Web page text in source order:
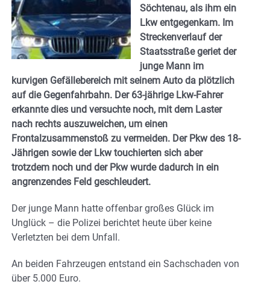
Söchtenau, als ihm ein
Lkw entgegenkam. Im
Streckenverlauf der
Staatsstraße geriet der
junge Mann im
kurvigen Gefällebereich mit seinem Auto da plötzlich
auf die Gegenfahrbahn. Der 63-jährige Lkw-Fahrer
erkannte dies und versuchte noch, mit dem Laster
nach rechts auszuweichen, um einen
Frontalzusammenstoß zu vermeiden. Der Pkw des 18-
Jährigen sowie der Lkw touchierten sich aber
trotzdem noch und der Pkw wurde dadurch in ein
angrenzendes Feld geschleudert.
Der junge Mann hatte offenbar großes Glück im
Unglück – die Polizei berichtet heute über keine
Verletzten bei dem Unfall.
An beiden Fahrzeugen entstand ein Sachschaden von
über 5.000 Euro.